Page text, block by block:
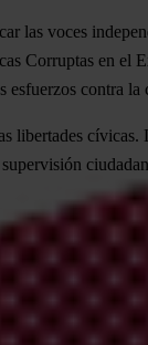
las voces
en el
esfuerzos contra
libertades
ver un
y los